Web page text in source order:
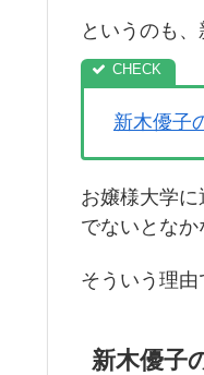
というのも
新木優子
お嬢様大学
でないとなか
そういう理
新木優子